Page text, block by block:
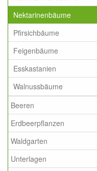
Nektarinenbäume
Pfirsichbäume
Feigenbäume
Esskastanien
Walnussbäume
Beeren
Erdbeerpflanzen
Waldgarten
Unterlagen